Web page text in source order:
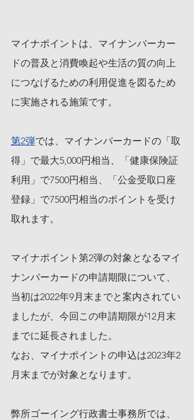
マイナポイントは、マイナンバーカー
ドの普及と消費喚起や生活の質の向上
につなげるための利用促進を図るため
に実施される施策です。
第2弾では、マイナンバーカードの「取
得」で最大5,000円相当、「健康保険証
利用」で7500円相当、「公金受取口座
登録」で7500円相当のポイントを受け
取れます。
マイナポイント第2弾の対象となるマイ
ナンバーカードの申請期限について、
当初は2022年9月末までと案内されてい
ましたが、今回この申請期限が12月末
までに延長されました。
なお、マイナポイントの申込は2023年2
月末までが対象となります。
弊所ゴーイング行政書士事務所では、